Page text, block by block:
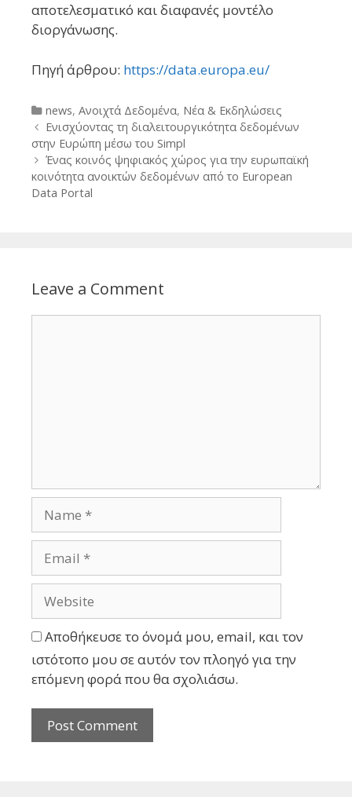
αποτελεσματικό και διαφανές μοντέλο
διοργάνωσης.
Πηγή άρθρου: https://data.europa.eu/
Categories
news, Ανοιχτά Δεδομένα, Νέα & Εκδηλώσεις
Post
navigation
Ενισχύοντας τη διαλειτουργικότητα δεδομένων
στην Ευρώπη μέσω του Simpl
Ένας κοινός ψηφιακός χώρος για την ευρωπαϊκή
κοινότητα ανοικτών δεδομένων από το European
Data Portal
Leave a Comment
Αποθήκευσε το όνομά μου, email, και τον
ιστότοπο μου σε αυτόν τον πλοηγό για την
επόμενη φορά που θα σχολιάσω.